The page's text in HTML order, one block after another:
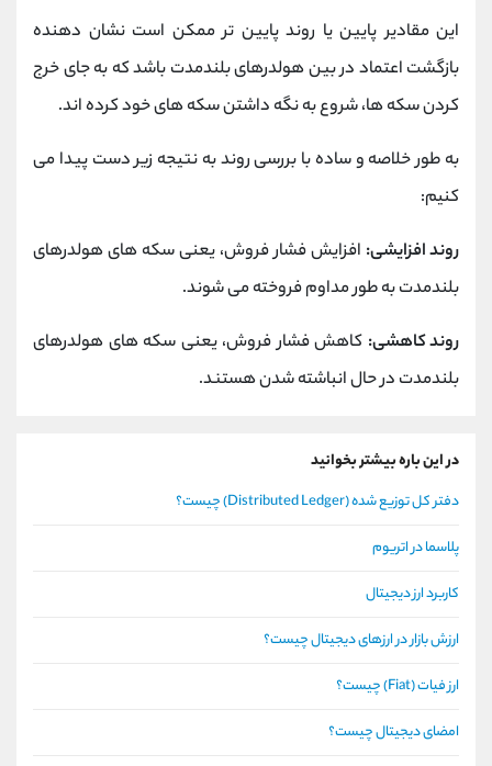
این مقادیر پایین یا روند پایین تر ممکن است نشان دهنده
بازگشت اعتماد در بین هولدرهای بلندمدت باشد که به جای خرج
کردن سکه ها، شروع به نگه داشتن سکه های خود کرده اند.
به طور خلاصه و ساده با بررسی روند به نتیجه زیر دست پیدا می
کنیم:
روند افزایشی: افزایش فشار فروش، یعنی سکه های هولدرهای
بلندمدت به طور مداوم فروخته می شوند.
روند کاهشی: کاهش فشار فروش، یعنی سکه های هولدرهای
بلندمدت در حال انباشته شدن هستند.
در این باره بیشتر بخوانید
دفتر کل توزیع شده (Distributed Ledger) چیست؟
پلاسما در اتریوم
کاربرد ارز دیجیتال
ارزش بازار در ارزهای دیجیتال چیست؟
ارز فیات (Fiat) چیست؟
امضای دیجیتال چیست؟